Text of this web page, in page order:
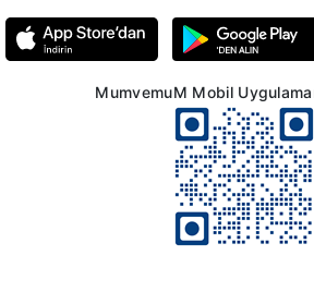
MumvemuM Mobil